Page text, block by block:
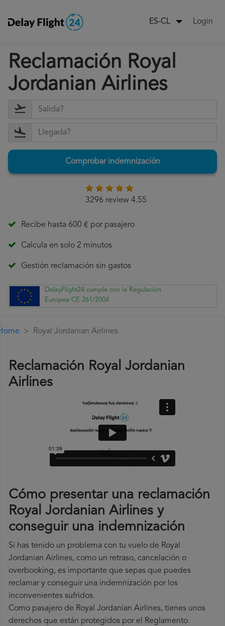
ES-CL Login
Reclamación Royal
Jordanian Airlines
Comprobar indemnización
3296 review 4.55
Recibe hasta 600 € por pasajero
Calcula en solo 2 minutos
Gestión reclamación sin gastos
DelayFlight24 cumple con la Regulación
Europea CE 261/2004
Royal Jordanian Airlines
Reclamación Royal Jordanian
Airlines
Cómo presentar una reclamación
Royal Jordanian Airlines y
conseguir una indemnización
Si has tenido un problema con tu vuelo de Royal
Jordanian Airlines, como un retraso, cancelación o
overbooking, es importante que sepas que puedes
reclamar y conseguir una indemnización por los
inconvenientes sufridos.
Como pasajero de Royal Jordanian Airlines, tienes unos
derechos que están protegidos por el Reglamento